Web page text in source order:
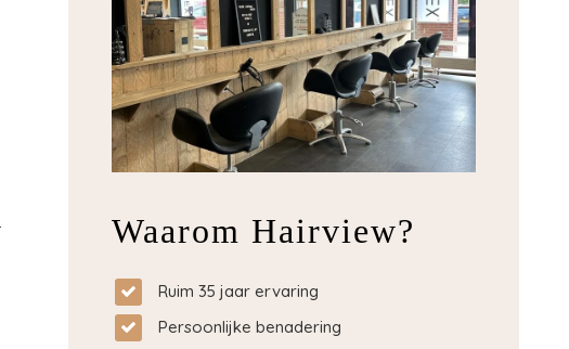
Waarom Hairview?
Ruim 35 jaar ervaring
Persoonlijke benadering